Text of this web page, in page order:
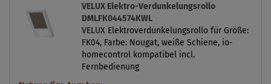
VELUX Elektro-Verdunkelungsrollo
DMLFK044574KWL
VELUX Elektroverdunkelungsrollo für Größe:
FK04, Farbe: Nougat, weiße Schiene, io-
homecontrol kompatibel incl.
Fernbedienung